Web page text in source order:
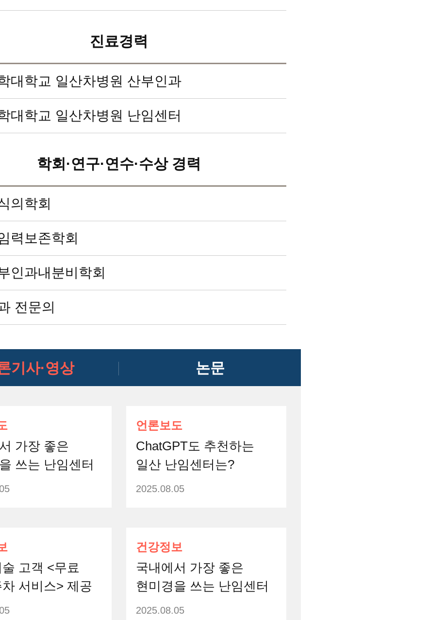
진료경력
대학교 일산차병원 산부인과
대학교 일산차병원 난임센터
학회·연구·연수·수상 경력
의학회
력보존학회
인과내분비학회
전문의
기사·영상 논문
가장 좋은
쓰는 난임센터
언론보도
ChatGPT도 추천하는
일산 난임센터는?
2025.08.05
고객 <무료
서비스> 제공
건강정보
국내에서 가장 좋은
현미경을 쓰는 난임센터
2025.08.05